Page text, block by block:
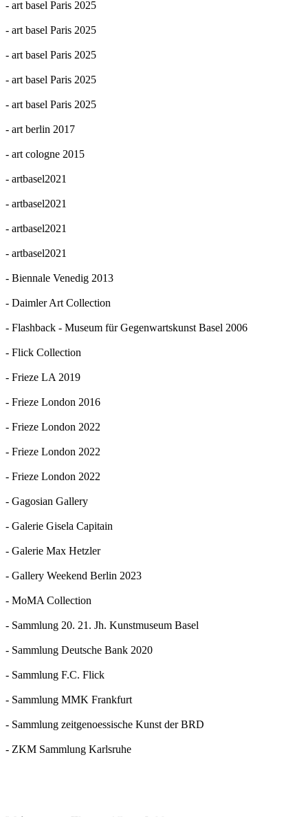
- art basel Paris 2025
- art basel Paris 2025
- art basel Paris 2025
- art basel Paris 2025
- art basel Paris 2025
- art berlin 2017
- art cologne 2015
- artbasel2021
- artbasel2021
- artbasel2021
- artbasel2021
- Biennale Venedig 2013
- Daimler Art Collection
- Flashback - Museum für Gegenwartskunst Basel 2006
- Flick Collection
- Frieze LA 2019
- Frieze London 2016
- Frieze London 2022
- Frieze London 2022
- Frieze London 2022
- Gagosian Gallery
- Galerie Gisela Capitain
- Galerie Max Hetzler
- Gallery Weekend Berlin 2023
- MoMA Collection
- Sammlung 20. 21. Jh. Kunstmuseum Basel
- Sammlung Deutsche Bank 2020
- Sammlung F.C. Flick
- Sammlung MMK Frankfurt
- Sammlung zeitgenoessische Kunst der BRD
- ZKM Sammlung Karlsruhe